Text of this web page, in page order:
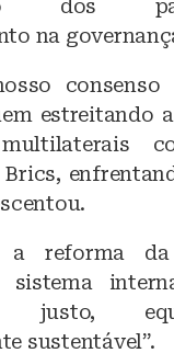
dos
na
estreitando
Brics,
a reforma da
justo,
sustentável”.